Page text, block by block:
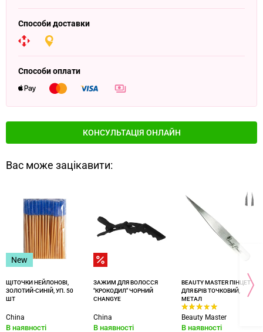
Способи доставки
Способи оплати
КОНСУЛЬТАЦІЯ ОНЛАЙН
Вас може зацікавити:
New
ЩІТОЧКИ НЕЙЛОНОВІ,
ЗОЛОТИЙ-СИНІЙ, УП. 50
ШТ
China
В наявності
ЗАЖИМ ДЛЯ ВОЛОССЯ
"КРОКОДИЛ" ЧОРНИЙ
CHANGYE
China
В наявності
BEAUTY MASTER ПІНЦЕТ
ДЛЯ БРІВ ТОЧКОВИЙ,
МЕТАЛ
Beauty Master
В наявності